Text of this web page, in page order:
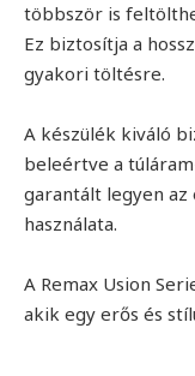
többször is
Ez biztosítja a
gyakori töltésre.
A készülék kiváló
beleértve a
garantált legyen az
használata.
A Remax Usion
akik egy erős és